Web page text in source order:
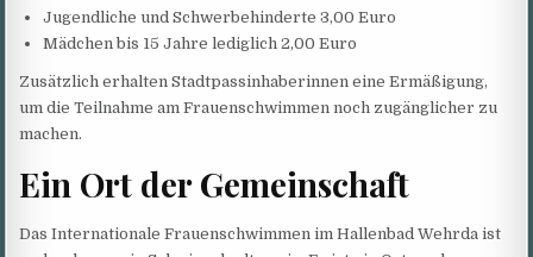
Jugendliche und Schwerbehinderte 3,00 Euro
Mädchen bis 15 Jahre lediglich 2,00 Euro
Zusätzlich erhalten Stadtpassinhaberinnen eine Ermäßigung,
um die Teilnahme am Frauenschwimmen noch zugänglicher zu
machen.
Ein Ort der Gemeinschaft
Das Internationale Frauenschwimmen im Hallenbad Wehrda ist